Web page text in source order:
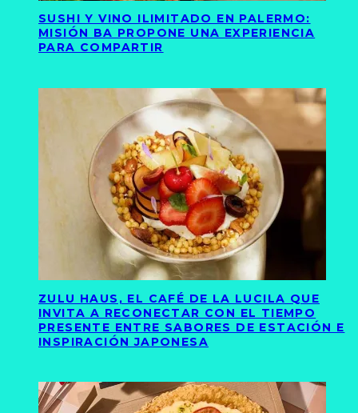
SUSHI Y VINO ILIMITADO EN PALERMO:
MISIÓN BA PROPONE UNA EXPERIENCIA
PARA COMPARTIR
ZULU HAUS, EL CAFÉ DE LA LUCILA QUE
INVITA A RECONECTAR CON EL TIEMPO
PRESENTE ENTRE SABORES DE ESTACIÓN E
INSPIRACIÓN JAPONESA